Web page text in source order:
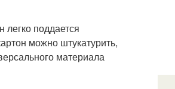
легко поддается
можно штукатурить,
материала